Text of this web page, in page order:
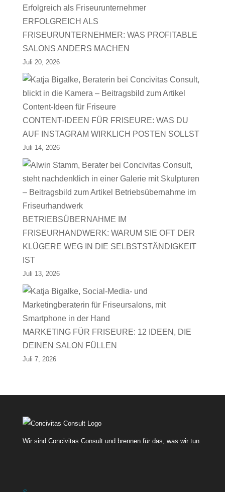
ERFOLGREICH ALS
FRISEURUNTERNEHMER: WAS PROFITABLE
SALONS ANDERS MACHEN
Juli 20, 2026
CONTENT-IDEEN FÜR FRISEURE: WAS DU
AUF INSTAGRAM WIRKLICH POSTEN SOLLST
Juli 14, 2026
BETRIEBSÜBERNAHME IM
FRISEURHANDWERK: WARUM SIE OFT DER
KLÜGERE WEG IN DIE SELBSTSTÄNDIGKEIT
IST
Juli 13, 2026
MARKETING FÜR FRISEURE: 12 IDEEN, DIE
DEINEN SALON FÜLLEN
Juli 7, 2026
Wir sind Concivitas Consult und brennen für das, was wir tun.